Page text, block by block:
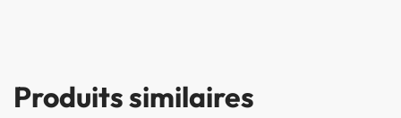
Produits similaires